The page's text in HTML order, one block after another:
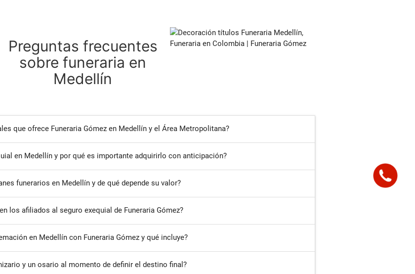
Preguntas frecuentes
sobre funeraria en
Medellín
que ofrece Funeraria Gómez en Medellín y el Área Metropolitana?
en Medellín y por qué es importante adquirirlo con anticipación?
funerarios en Medellín y de qué depende su valor?
los afiliados al seguro exequial de Funeraria Gómez?
en Medellín con Funeraria Gómez y qué incluye?
y un osario al momento de definir el destino final?